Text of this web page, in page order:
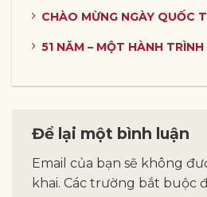
CHÀO MỪNG NGÀY QUỐC
51 NĂM – MỘT HÀNH
Để lại một bình luận
Email của bạn sẽ không
khai. Các trường bắt buộc